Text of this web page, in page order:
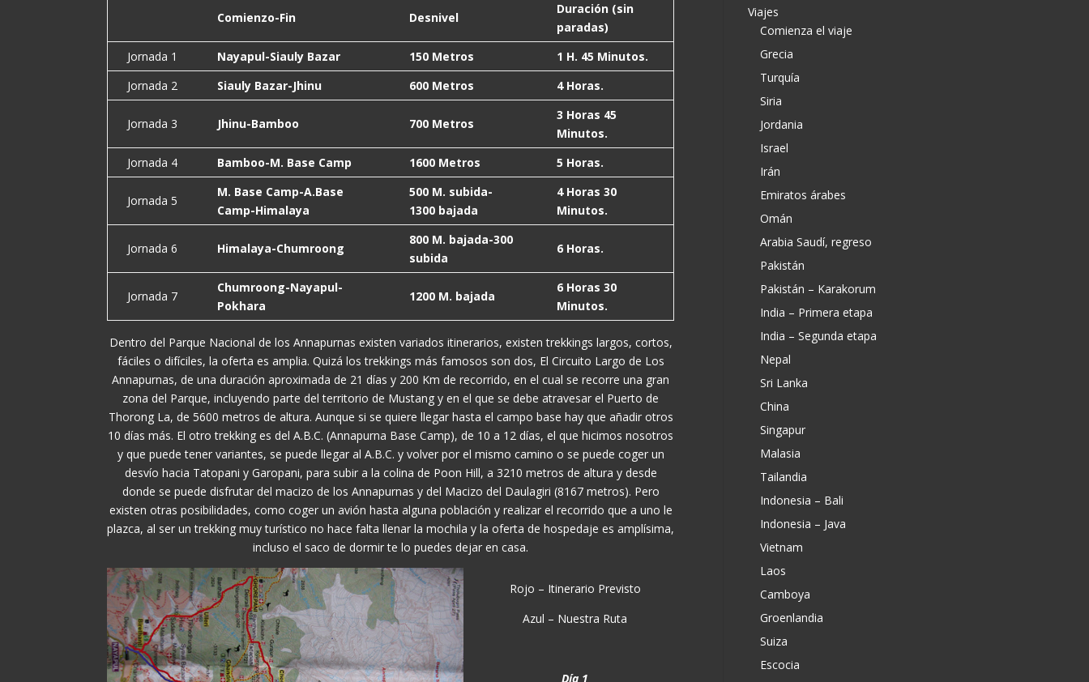
Comienzo-Fin Desnivel
Duración (sin
paradas)
Jornada 1
Nayapul-Siauly Bazar 150 Metros
1 H. 45 Minutos.
Jornada 2
Siauly Bazar-Jhinu 600 Metros 4 Horas.
Jornada 3 Jhinu-Bamboo 700 Metros
3 Horas 45
Minutos.
Jornada 4
Bamboo-M. Base Camp 1600 Metros 5 Horas.
Jornada 5
M. Base Camp-A.Base
Camp-Himalaya
500 M. subida-
1300 bajada
4 Horas 30
Minutos.
Jornada 6 Himalaya-Chumroong
800 M. bajada-300
subida
6 Horas.
Jornada 7
Chumroong-Nayapul-
Pokhara
1200 M. bajada
6 Horas 30
Minutos.
Dentro del Parque Nacional de los Annapurnas existen variados itinerarios, existen trekkings largos, cortos,
fáciles o difíciles, la oferta es amplia. Quizá los trekkings más famosos son dos, El Circuito Largo de Los
Annapurnas, de una duración aproximada de 21 días y 200 Km de recorrido, en el cual se recorre una gran
zona del Parque, incluyendo parte del territorio de Mustang y en el que se debe atravesar el Puerto de
Thorong La, de 5600 metros de altura. Aunque si se quiere llegar hasta el campo base hay que añadir otros
10 días más. El otro trekking es del A.B.C. (Annapurna Base Camp), de 10 a 12 días, el que hicimos nosotros
y que puede tener variantes, se puede llegar al A.B.C. y volver por el mismo camino o se puede coger un
desvío hacia Tatopani y Garopani, para subir a la colina de Poon Hill, a 3210 metros de altura y desde
donde se puede disfrutar del macizo de los Annapurnas y del Macizo del Daulagiri (8167 metros). Pero
existen otras posibilidades, como coger un avión hasta alguna población y realizar el recorrido que a uno le
plazca, al ser un trekking muy turístico no hace falta llenar la mochila y la oferta de hospedaje es amplísima,
incluso el saco de dormir te lo puedes dejar en casa.
Rojo – Itinerario Previsto
Azul – Nuestra Ruta
Día 1
Viajes
Comienza el viaje
Grecia
Turquía
Siria
Jordania
Israel
Irán
Emiratos árabes
Omán
Arabia Saudí, regreso
Pakistán
Pakistán – Karakorum
India – Primera etapa
India – Segunda etapa
Nepal
Sri Lanka
China
Singapur
Malasia
Tailandia
Indonesia – Bali
Indonesia – Java
Vietnam
Laos
Camboya
Groenlandia
Suiza
Escocia